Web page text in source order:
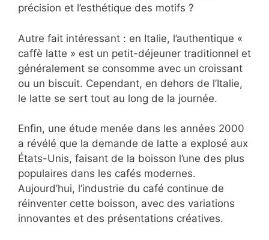
précision et l’esthétique des motifs ?
Autre fait intéressant : en Italie, l’authentique «
caffè latte » est un petit-déjeuner traditionnel et
généralement se consomme avec un croissant
ou un biscuit. Cependant, en dehors de l’Italie,
le latte se sert tout au long de la journée.
Enfin, une étude menée dans les années 2000
a révélé que la demande de latte a explosé aux
États-Unis, faisant de la boisson l’une des plus
populaires dans les cafés modernes.
Aujourd’hui, l’industrie du café continue de
réinventer cette boisson, avec des variations
innovantes et des présentations créatives.